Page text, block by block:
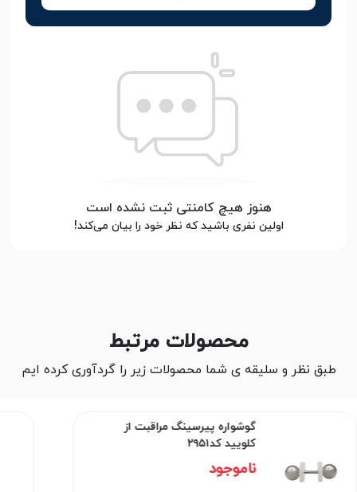
هنوز هیچ کامنتی ثبت نشده است
اولین نفری باشید که نظر خود را بیان می‌کند!
محصولات مرتبط
طبق نظر و سلیقه ی شما محصولات زیر را گردآوری کرده ایم
گوشواره پیرسینگ مراقبت از
کلویید کد۲۹۵۱
ناموجود